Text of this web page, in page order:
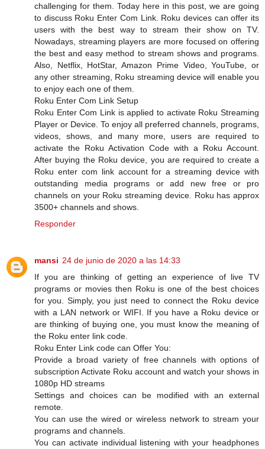
challenging for them. Today here in this post, we are going
to discuss Roku Enter Com Link. Roku devices can offer its
users with the best way to stream their show on TV.
Nowadays, streaming players are more focused on offering
the best and easy method to stream shows and programs.
Also, Netflix, HotStar, Amazon Prime Video, YouTube, or
any other streaming, Roku streaming device will enable you
to enjoy each one of them.
Roku Enter Com Link Setup
Roku Enter Com Link is applied to activate Roku Streaming
Player or Device. To enjoy all preferred channels, programs,
videos, shows, and many more, users are required to
activate the Roku Activation Code with a Roku Account.
After buying the Roku device, you are required to create a
Roku enter com link account for a streaming device with
outstanding media programs or add new free or pro
channels on your Roku streaming device. Roku has approx
3500+ channels and shows.
Responder
mansi 24 de junio de 2020 a las 14:33
If you are thinking of getting an experience of live TV
programs or movies then Roku is one of the best choices
for you. Simply, you just need to connect the Roku device
with a LAN network or WIFI. If you have a Roku device or
are thinking of buying one, you must know the meaning of
the Roku enter link code.
Roku Enter Link code can Offer You:
Provide a broad variety of free channels with options of
subscription Activate Roku account and watch your shows in
1080p HD streams
Settings and choices can be modified with an external
remote.
You can use the wired or wireless network to stream your
programs and channels.
You can activate individual listening with your headphones